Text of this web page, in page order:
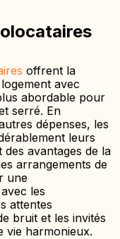
offrent la
avec
abordable pour
serré. En
dépenses, les
leurs
avantages de la
arrangements de
une
les
attentes
bruit et les invités
vie harmonieux.